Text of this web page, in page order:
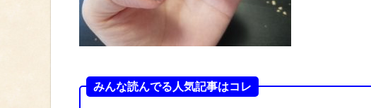
みんな読んでる人気記事はコレ